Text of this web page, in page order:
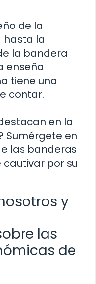
de la
hasta la
la bandera
enseña
tiene una
contar.
en la
Sumérgete en
las banderas
por su
y
las
de